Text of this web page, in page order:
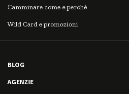
Camminare come e perchè
Wild Card e promozioni
BLOG
AGENZIE